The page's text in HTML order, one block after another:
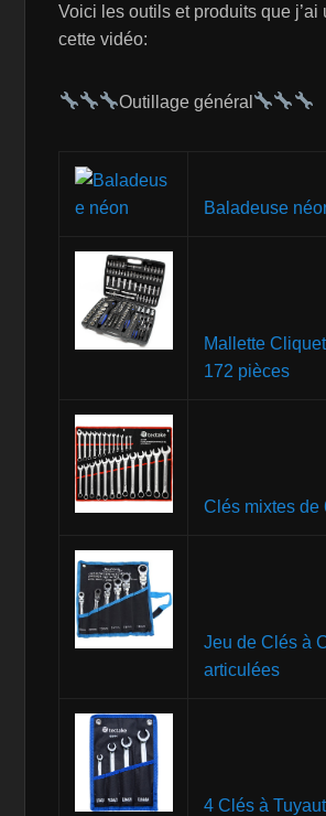
Voici les outils et produits que j’ai
cette vidéo:
Outillage général
Baladeuse
Mallette
172 pièces
Clés mixtes de
Jeu de Clés à
articulées
4 Clés à